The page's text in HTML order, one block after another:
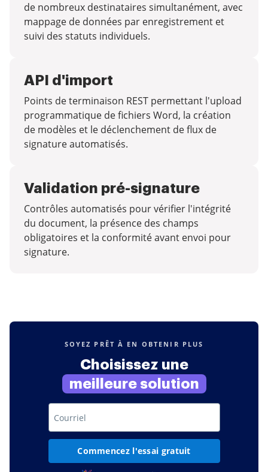
de nombreux destinataires simultanément, avec
mappage de données par enregistrement et
suivi des statuts individuels.
API d'import
Points de terminaison REST permettant l'upload
programmatique de fichiers Word, la création
de modèles et le déclenchement de flux de
signature automatisés.
Validation pré-signature
Contrôles automatisés pour vérifier l'intégrité
du document, la présence des champs
obligatoires et la conformité avant envoi pour
signature.
SOYEZ PRÊT À EN OBTENIR PLUS
Choisissez une
meilleure solution
Commencez l'essai gratuit